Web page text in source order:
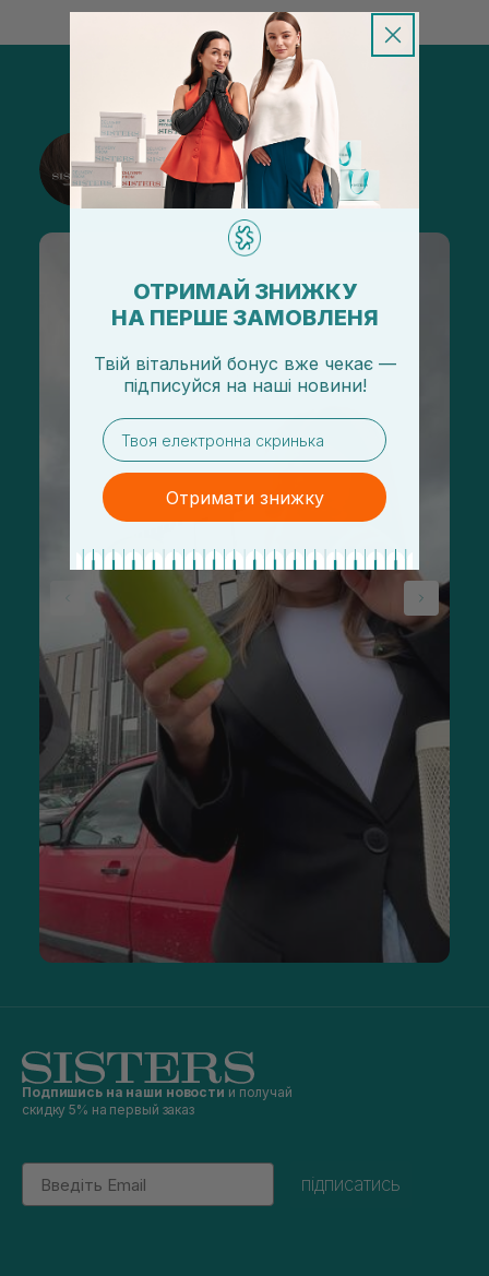
@sisters_stelmakh в Instagram
Подписаться
Подпишись на наши новости и получай
скидку 5% на первый заказ
Email
підписатись
ОТРИМАЙ ЗНИЖКУ
НА ПЕРШЕ ЗАМОВЛЕНЯ
Твій вітальний бонус вже чекає —
підписуйся на наші новини!
email
Отримати знижку